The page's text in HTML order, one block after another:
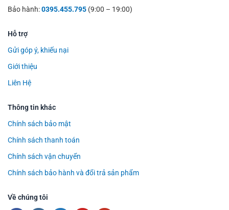
Bảo hành:0395.455.795 (9:00 – 19:00)
Hỗ trợ
Gửi góp ý, khiếu nại
Giới thiệu
Liên Hệ
Thông tin khác
Chính sách bảo mật
Chính sách thanh toán
Chính sách vận chuyển
Chính sách bảo hành và đổi trả sản phẩm
Về chúng tôi